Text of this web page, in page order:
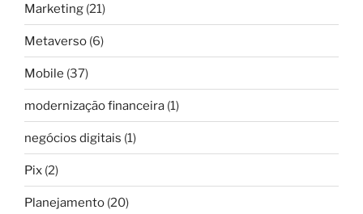
Marketing (21)
Metaverso (6)
Mobile (37)
modernização financeira (1)
negócios digitais (1)
Pix (2)
Planejamento (20)